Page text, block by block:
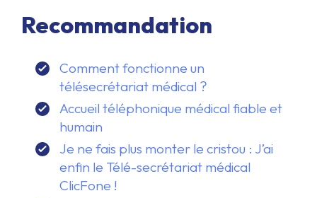
Recommandation
Comment fonctionne un
télésecrétariat médical ?
Accueil téléphonique médical fiable et
humain
Je ne fais plus monter le cristou : J’ai
enfin le Télé-secrétariat médical
ClicFone !